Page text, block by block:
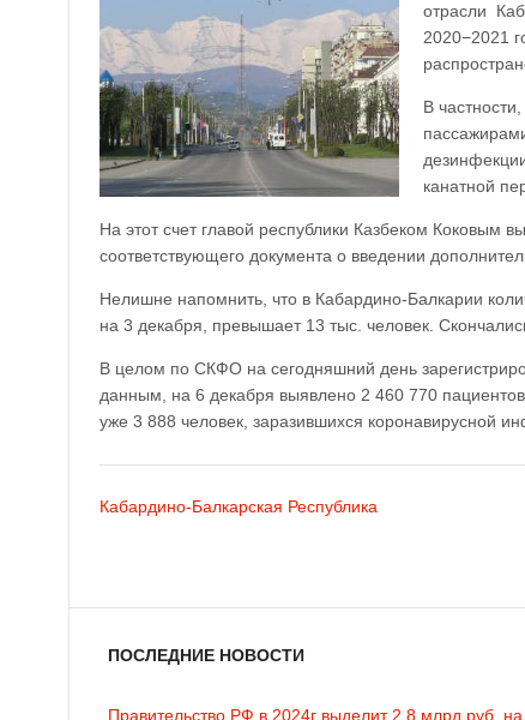
отрасли
2020−2021
В
канатной
На этот счет главой республики Казбеком Коковым
соответствующего документа о введении
Нелишне напомнить, что в Кабардино-Балкарии
на 3 декабря, превышает 13 тыс. человек.
В целом по СКФО на сегодняшний день
данным, на 6 декабря выявлено 2 460 770
уже 3 888 человек, заразившихся коронавирусной
Кабардино-Балкарская Республика
ПОСЛЕДНИЕ НОВОСТИ
Правительство РФ в 2024г выделит 2,8 млрд руб.